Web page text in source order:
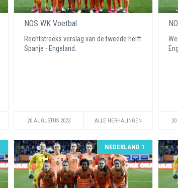
NOS WK Voetbal
Rechtstreeks verslag van de tweede helft
Spanje - Engeland.
20 AUGUSTUS 2023 ALLE HERHALINGEN 20
NEDERLAND 1